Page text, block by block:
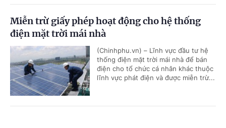
Miễn trừ giấy phép hoạt động cho hệ thống
điện mặt trời mái nhà
(Chinhphu.vn) – Lĩnh vực đầu tư hệ
thống điện mặt trời mái nhà để bán
điện cho tổ chức cá nhân khác thuộc
lĩnh vực phát điện và được miễn trừ...